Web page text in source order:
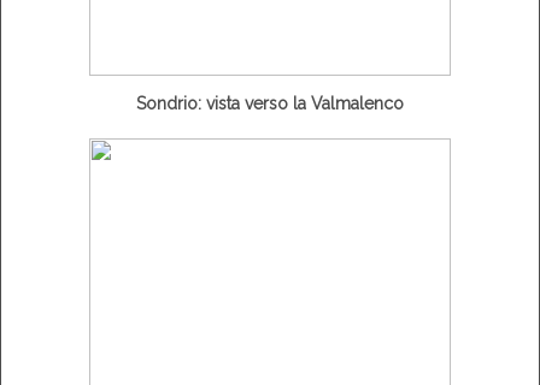
Sondrio: vista verso la Valmalenco